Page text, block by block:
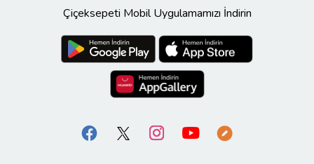
Çiçeksepeti Mobil Uygulamamızı İndirin